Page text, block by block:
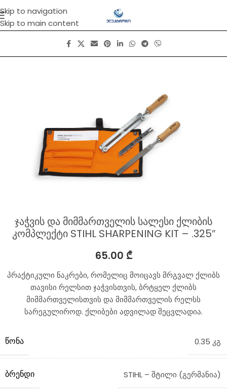
Skip to navigation
Skip to main content
ჯაჭვის და მიმმართველის სალესი ქლიბის
კომპლექტი STIHL SHARPENING KIT – .325″
65.00 ₾
პრაქტიკული ნაკრები, რომელიც მოიცავს მრგვალ ქლიბს
თავისი რელსით ჯაჭვისთვის, ბრტყელ ქლიბს
მიმმართველისთვის და მიმმართველის რელსს
სარეგულიროდ. ქლიბები ადვილად შეცვლადია.
ᲬᲝᲜᲐ 0.35 კგ
ᲑᲠᲔᲜᲓᲘ STIHL – შტილი (გერმანია)